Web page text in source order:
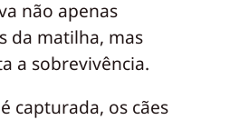
não apenas
da matilha, mas
a sobrevivência.
capturada, os cães